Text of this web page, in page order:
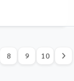
8 9 10